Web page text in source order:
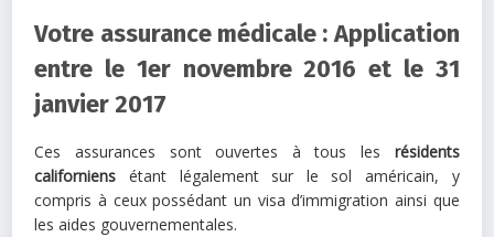
Votre assurance médicale : Application
entre le 1er novembre 2016 et le 31
janvier 2017
Ces assurances sont ouvertes à tous les résidents
californiens étant légalement sur le sol américain, y
compris à ceux possédant un visa d’immigration ainsi que
les aides gouvernementales.